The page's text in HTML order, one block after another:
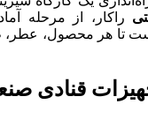
راکار، از مرحله
تا هر محصول،
قنادی